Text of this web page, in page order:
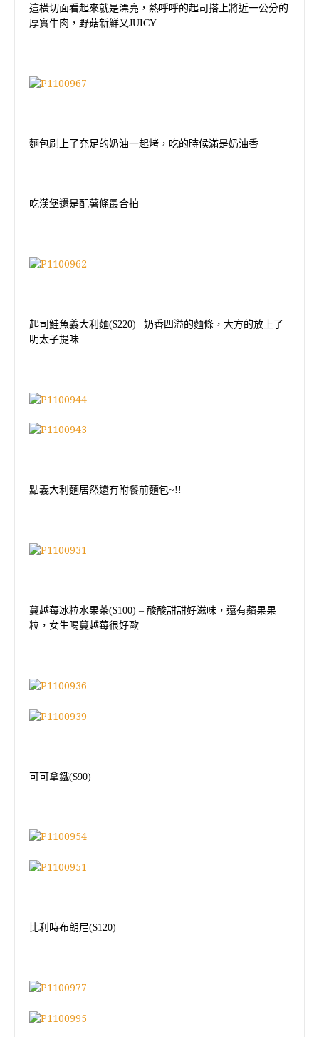
這橫切面看起來就是漂亮，熱呼呼的起司搭上將近一公分的
厚實牛肉，野菇新鮮又JUICY
麵包刷上了充足的奶油一起烤，吃的時候滿是奶油香
吃漢堡還是配薯條最合拍
起司鮭魚義大利麵($220) –奶香四溢的麵條，大方的放上了
明太子提味
點義大利麵居然還有附餐前麵包~!!
蔓越莓冰粒水果茶($100) – 酸酸甜甜好滋味，還有蘋果果
粒，女生喝蔓越莓很好歐
可可拿鐵($90)
比利時布朗尼($120)